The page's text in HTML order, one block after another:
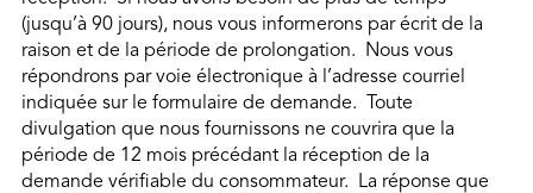
(jusqu’à 90 jours), nous vous informerons par écrit de la
raison et de la période de prolongation. Nous vous
répondrons par voie électronique à l’adresse courriel
indiquée sur le formulaire de demande. Toute
divulgation que nous fournissons ne couvrira que la
période de 12 mois précédant la réception de la
demande vérifiable du consommateur. La réponse que